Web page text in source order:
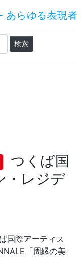
つくば国
・レジデ
国際アーティス
「周縁の美